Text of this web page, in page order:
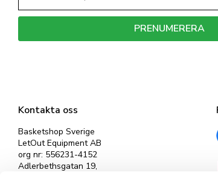
Kontakta oss
Basketshop Sverige
LetOut Equipment AB
org nr: 556231-4152
Adlerbethsgatan 19,
PRENUMERERA